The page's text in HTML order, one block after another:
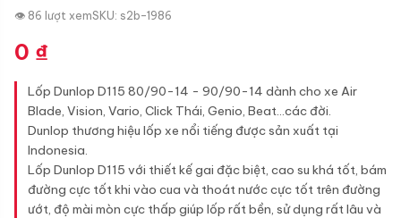
👁 86 lượt xemSKU: s2b-1986
0 ₫
Lốp Dunlop D115 80/90-14 - 90/90-14 dành cho xe Air
Blade, Vision, Vario, Click Thái, Genio, Beat...các đời.
Dunlop thương hiệu lốp xe nổi tiếng được sản xuất tại
Indonesia.
Lốp Dunlop D115 với thiết kế gai đặc biệt, cao su khá tốt, bám
đường cực tốt khi vào cua và thoát nước cực tốt trên đường
ướt, độ mài mòn cực thấp giúp lốp rất bền, sử dụng rất lâu và